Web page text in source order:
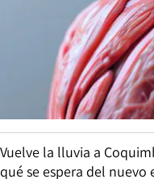
Vuelve la lluvia a
qué se espera del nuevo